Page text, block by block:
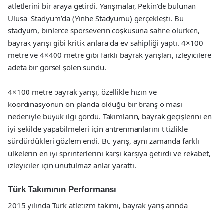
atletlerini bir araya getirdi. Yarışmalar, Pekin’de bulunan
Ulusal Stadyum’da (Yinhe Stadyumu) gerçekleşti. Bu
stadyum, binlerce sporseverin coşkusuna sahne olurken,
bayrak yarışı gibi kritik anlara da ev sahipliği yaptı. 4×100
metre ve 4×400 metre gibi farklı bayrak yarışları, izleyicilere
adeta bir görsel şölen sundu.
4×100 metre bayrak yarışı, özellikle hızın ve
koordinasyonun ön planda olduğu bir branş olması
nedeniyle büyük ilgi gördü. Takımların, bayrak geçişlerini en
iyi şekilde yapabilmeleri için antrenmanlarını titizlikle
sürdürdükleri gözlemlendi. Bu yarış, aynı zamanda farklı
ülkelerin en iyi sprinterlerini karşı karşıya getirdi ve rekabet,
izleyiciler için unutulmaz anlar yarattı.
Türk Takımının Performansı
2015 yılında Türk atletizm takımı, bayrak yarışlarında